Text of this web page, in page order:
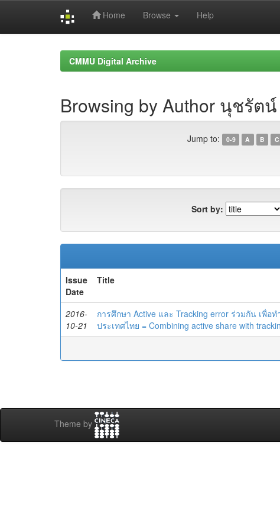
Home Browse Help
CMMU Digital Archive
Browsing by Author นุชรัต
Jump to: 0-9 A B C
Sort by:
Issue
Date
Title
2016-
10-21
การศึกษา Active และ Tracking error ร่วมกัน เพื่
ประเทศไทย = Combining active share with
Theme by